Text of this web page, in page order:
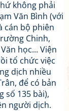
không phải
Văn Bình (với
cán bộ phiên
Chinh,
học... Viện
tổ chức việc
dịch nhiều
để có bản
số 135 bài),
người dịch.